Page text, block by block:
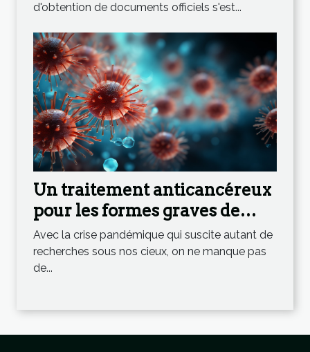
d'obtention de documents officiels s'est...
Un traitement anticancéreux
pour les formes graves de
Coronavirus ?
Avec la crise pandémique qui suscite autant de
recherches sous nos cieux, on ne manque pas
de...